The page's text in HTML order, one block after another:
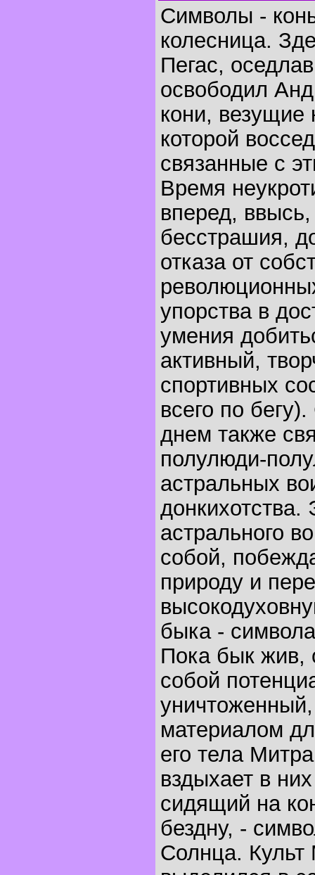
Символы -
колесница.
Пегас,
освободил
кони, везущие
которой
связанные с
Время
вперед,
бесстрашия,
отказа от
упорства в
умения
активный,
спортивных
всего по
днем также
полулюди-
астральных
астрального
собой,
природу и
быка -
Пока бык жив,
собой
материалом
его тела
вздыхает в
сидящий на
бездну, -
Солнца.